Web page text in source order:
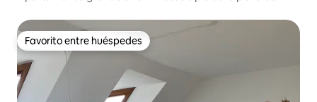
Favorito entre huéspedes
Favorito entre huéspedes